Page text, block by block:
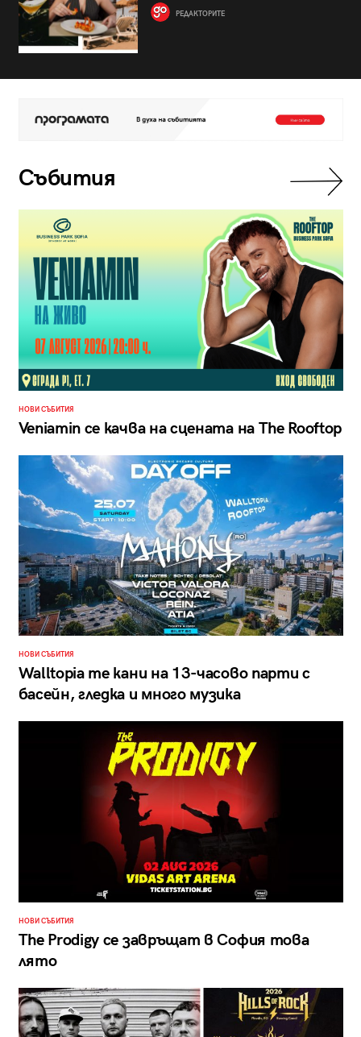
РЕДАКТОРИТЕ
Събития
НОВИ СЪБИТИЯ
Veniamin се качва на сцената на The Rooftop
НОВИ СЪБИТИЯ
Walltopia те кани на 13-часово парти с
басейн, гледка и много музика
НОВИ СЪБИТИЯ
The Prodigy се завръщат в София това
лято